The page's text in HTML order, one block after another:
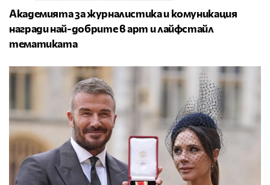
Академията за журналистика и комуникация
награди най-добрите в арт и лайфстайл
тематиката